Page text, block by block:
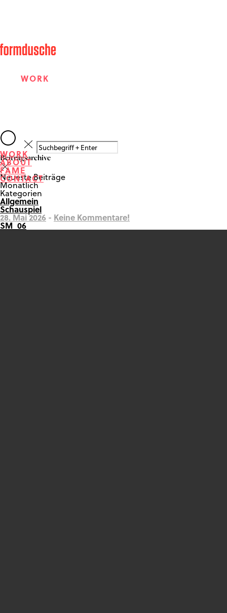
WORK
FAME
CONTACT
WORK
ABOUT
FAME
CONTACT
Beitragsarchive
Neueste Beiträge
Monatlich
Kategorien
Allgemein
Schauspiel
28. Mai 2026 - Keine Kommentare!
SM_06